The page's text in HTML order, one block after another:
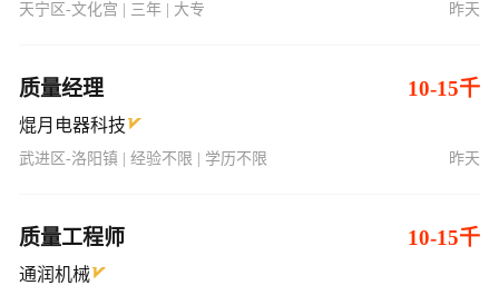
天宁区-文化宫 | 三年 | 大专 昨天
质量经理 10-15千
焜月电器科技
武进区-洛阳镇 | 经验不限 | 学历不限 昨天
质量工程师 10-15千
通润机械